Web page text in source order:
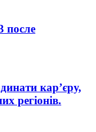
после
кар’єру,
регіонів.